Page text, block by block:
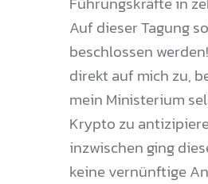
Auf dieser Tagung
beschlossen
direkt auf mich zu,
mein Ministerium
Krypto zu
inzwischen ging
keine vernünftige